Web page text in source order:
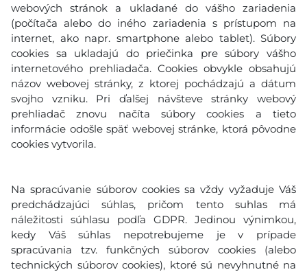
webových stránok a ukladané do vášho zariadenia
(počítača alebo do iného zariadenia s prístupom na
internet, ako napr. smartphone alebo tablet). Súbory
cookies sa ukladajú do priečinka pre súbory vášho
internetového prehliadača. Cookies obvykle obsahujú
názov webovej stránky, z ktorej pochádzajú a dátum
svojho vzniku. Pri ďalšej návšteve stránky webový
prehliadač znovu načíta súbory cookies a tieto
informácie odošle späť webovej stránke, ktorá pôvodne
cookies vytvorila.
Na spracúvanie súborov cookies sa vždy vyžaduje Váš
predchádzajúci súhlas, pričom tento suhlas má
náležitosti súhlasu podľa GDPR. Jedinou výnimkou,
kedy Váš súhlas nepotrebujeme je v prípade
spracúvania tzv. funkčných súborov cookies (alebo
technických súborov cookies), ktoré sú nevyhnutné na